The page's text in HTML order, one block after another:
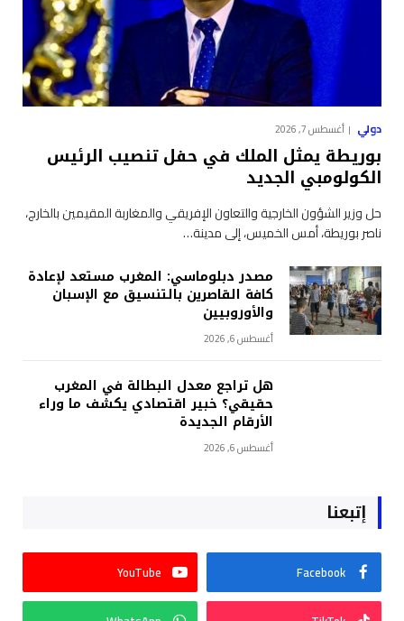
دولي أغسطس 7, 2026
بوريطة يمثل الملك في حفل تنصيب الرئيس
الكولومبي الجديد
حل وزير الشؤون الخارجية والتعاون الإفريقي والمغاربة المقيمين بالخارج،
ناصر بوريطة، أمس الخميس، إلى مدينة…
مصدر دبلوماسي: المغرب مستعد لإعادة
كافة القاصرين بالتنسيق مع الإسبان
والأوروبيين
أغسطس 6, 2026
هل تراجع معدل البطالة في المغرب
حقيقي؟ خبير اقتصادي يكشف ما وراء
الأرقام الجديدة
أغسطس 6, 2026
إتبعنا
Facebook
YouTube